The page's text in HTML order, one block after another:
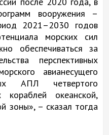
вооружения –
2021–2030 годов
морских сил
обеспечиваться за
перспективных
авианесущего
АПЛ четвертого
кораблей океанской,
зоны», – сказал тогда